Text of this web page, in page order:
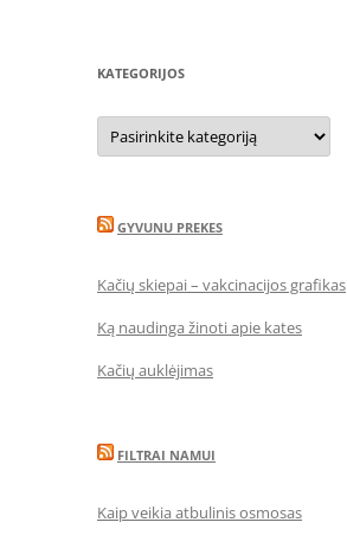
KATEGORIJOS
Kategorijos
GYVUNU PREKES
Kačių skiepai – vakcinacijos grafikas
Ką naudinga žinoti apie kates
Kačių auklėjimas
FILTRAI NAMUI
Kaip veikia atbulinis osmosas